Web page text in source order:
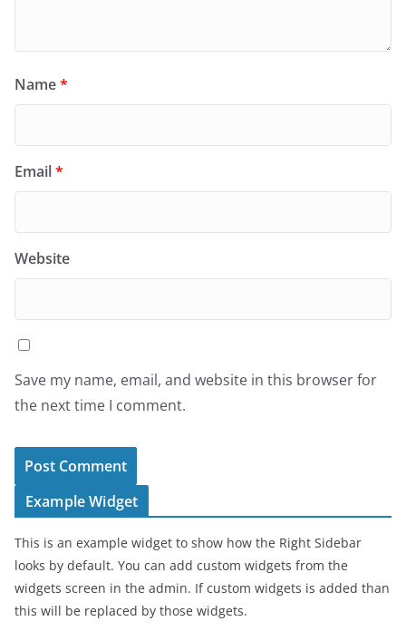
Name*
Email*
Website
Save my name, email, and website in this browser for
the next time I comment.
Example Widget
This is an example widget to show how the Right Sidebar
looks by default. You can add custom widgets from the
widgets screen in the admin. If custom widgets is added than
this will be replaced by those widgets.